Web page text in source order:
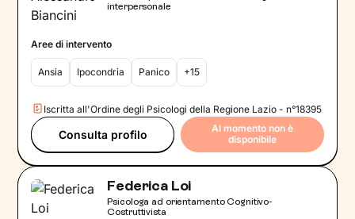
interpersonale
Aree di intervento
Ansia Ipocondria Panico +15
Iscritta all'Ordine degli Psicologi della Regione Lazio - n°18395
Consulta profilo
Al momento non è
disponibile
Federica Loi
Psicologa ad orientamento Cognitivo-
Costruttivista